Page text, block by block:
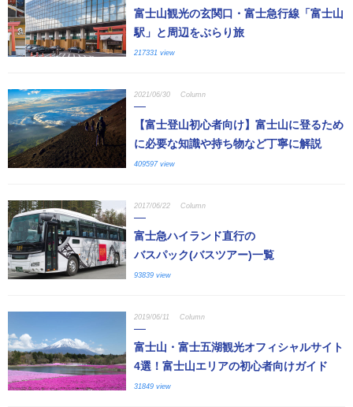
富士山観光の玄関口・富士急行線「富士山
駅」と周辺をぶらり旅
217331 view
2021/06/30 Column
【富士登山初心者向け】富士山に登るため
に必要な知識や持ち物など丁寧に解説
409597 view
2017/06/22 Column
富士急ハイランド直行の
バスパック(バスツアー)一覧
93839 view
2019/06/11 Column
富士山・富士五湖観光オフィシャルサイト
4選！富士山エリアの初心者向けガイド
31849 view